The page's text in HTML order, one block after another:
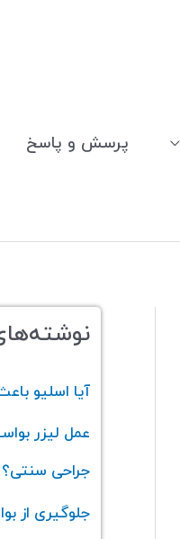
پرسش و پاسخ
آیا اسلیو
عمل لیزر
جراحی سنتی؟
جلوگیری از